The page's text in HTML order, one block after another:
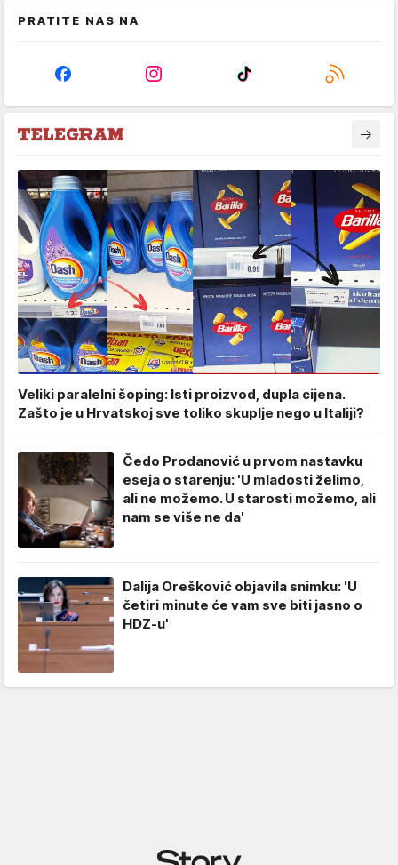
PRATITE NAS NA
Veliki paralelni šoping: Isti proizvod, dupla cijena.
Zašto je u Hrvatskoj sve toliko skuplje nego u Italiji?
Čedo Prodanović u prvom nastavku
eseja o starenju: 'U mladosti želimo,
ali ne možemo. U starosti možemo, ali
nam se više ne da'
Dalija Orešković objavila snimku: 'U
četiri minute će vam sve biti jasno o
HDZ-u'